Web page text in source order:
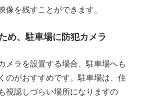
像を残すことができます。
め、駐車場に防犯カメラ
メラを設置する場合、駐車場へも
のがおすすめです。駐車場は、住
視認しづらい場所になりますの